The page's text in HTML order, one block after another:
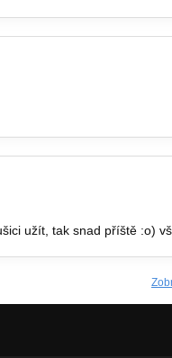
užít, tak snad příště :o)